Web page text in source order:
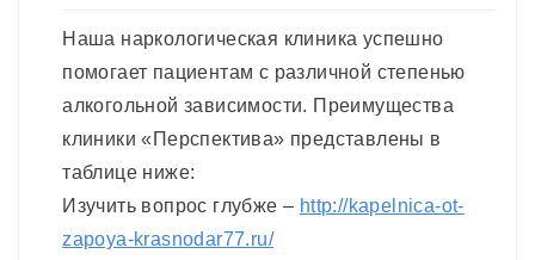
Наша наркологическая клиника успешно
помогает пациентам с различной степенью
алкогольной зависимости. Преимущества
клиники «Перспектива» представлены в
таблице ниже:
Изучить вопрос глубже – http://kapelnica-ot-
zapoya-krasnodar77.ru/